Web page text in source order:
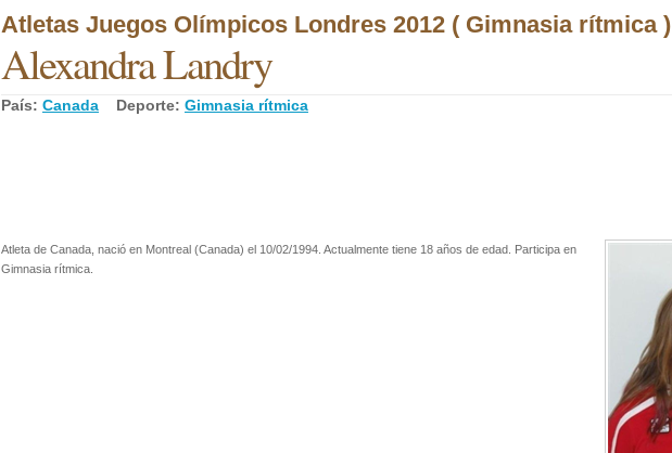
Atletas Juegos Olímpicos Londres 2012 ( Gimnasia rítmica )
Alexandra Landry
País: Canada Deporte: Gimnasia rítmica
Atleta de Canada, nació en Montreal (Canada) el 10/02/1994. Actualmente tiene 18 años de edad. Participa en
Gimnasia rítmica.